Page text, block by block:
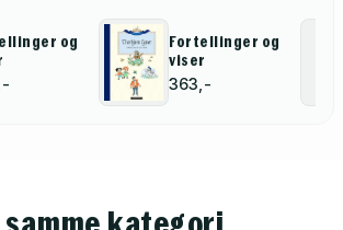
og
Fortellinger og
viser
363,-